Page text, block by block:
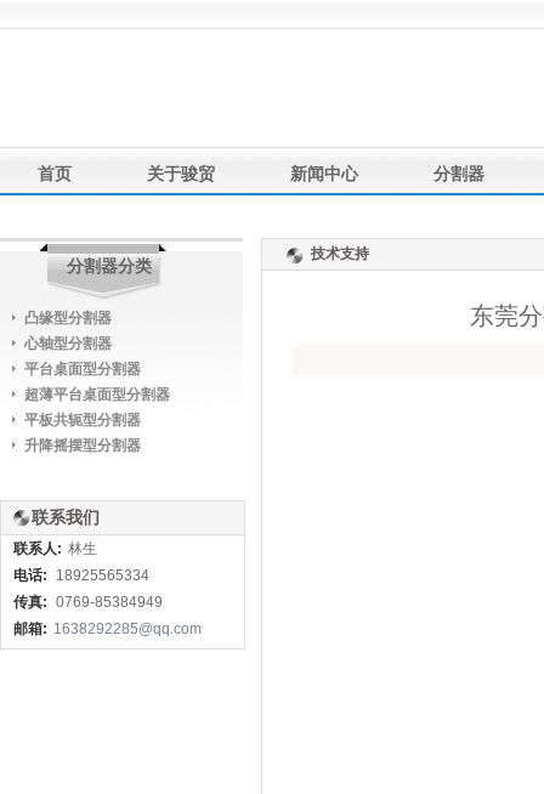
首页 关于骏贸 新闻中心 分割器
产品应用 联系我们 友情链接
技术支持
东莞
分割器分类
凸缘型分割器
心轴型分割器
平台桌面型分割器
超薄平台桌面型分割器
平板共轭型分割器
升降摇摆型分割器
联系我们
联系人: 林生
电话:
18925565334
传真: 0769-85384949
邮箱: 1638292285@qq.com